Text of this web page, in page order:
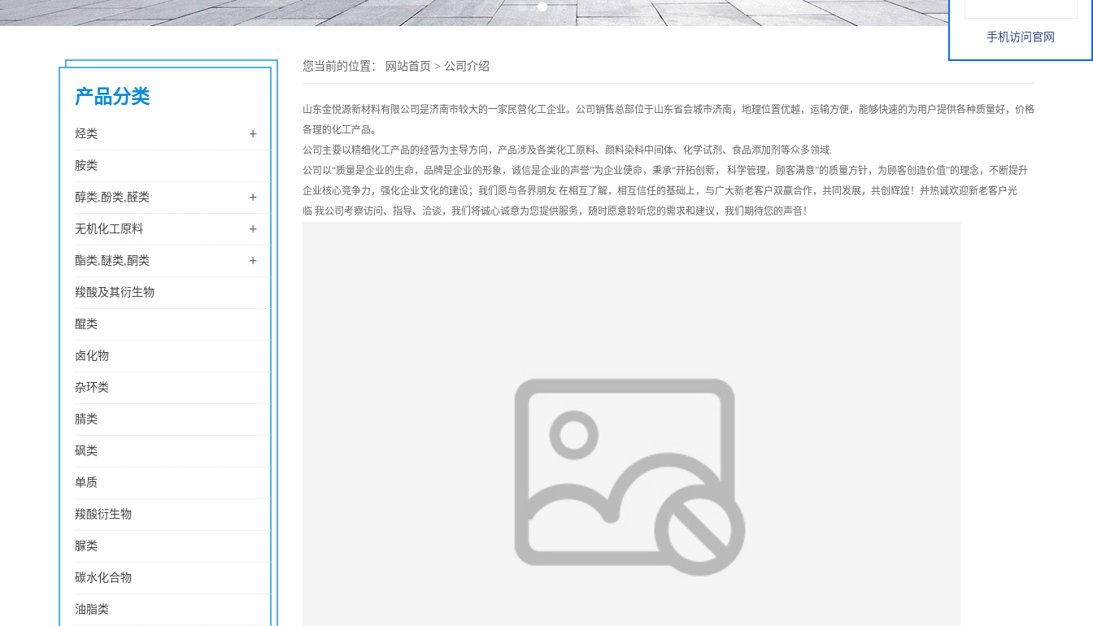
产品分类
烃类 +
胺类
醇类,酚类,醛类 +
无机化工原料 +
酯类,醚类,酮类 +
羧酸及其衍生物
醌类
卤化物
杂环类
腈类
砜类
单质
羧酸衍生物
脲类
碳水化合物
油脂类
您当前的位置： 网站首页 > 公司介绍
山东金悦源新材料有限公司是济南市较大的一家民营化工企业。公司销售总部位于山东省会城市济南，地理位置优越，运输方便，能够快速的为用户提供各种质量好，价格
各理的化工产品。
公司主要以精细化工产品的经营为主导方向，产品涉及各类化工原料、颜料染料中间体、化学试剂、食品添加剂等众多领域.
公司以“质量是企业的生命，品牌是企业的形象，诚信是企业的声誉”为企业使命，秉承“开拓创新， 科学管理，顾客满意”的质量方针，为顾客创造价值”的理念，不断提升
企业核心竞争力，强化企业文化的建设；我们愿与各界朋友 在相互了解，相互信任的基础上，与广大新老客户双赢合作，共同发展，共创辉煌！并热诚欢迎新老客户光
临 我公司考察访问、指导、洽谈，我们将诚心诚意为您提供服务，随时愿意聆听您的需求和建议，我们期待您的声音！
手机访问官网